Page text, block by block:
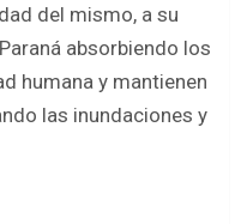
del mismo, a su
absorbiendo los
humana y mantienen
las inundaciones y